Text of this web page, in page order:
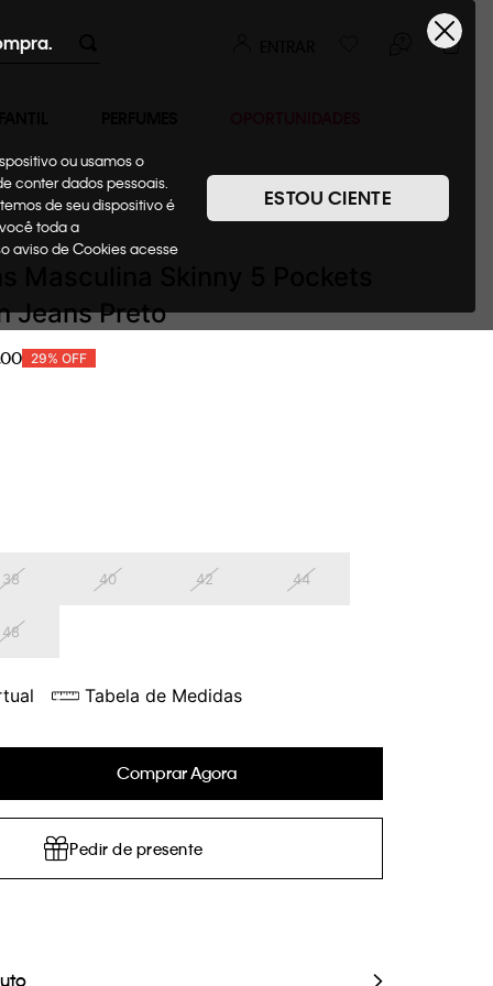
ou usamos o
conter dados pessoais.
de seu dispositivo é
toda a
aviso de Cookies acesse
ESTOU CIENTE
Jeans Preto
00 29% OFF
38 40 42 44
48
Tabela de Medidas
Comprar Agora
Pedir de presente